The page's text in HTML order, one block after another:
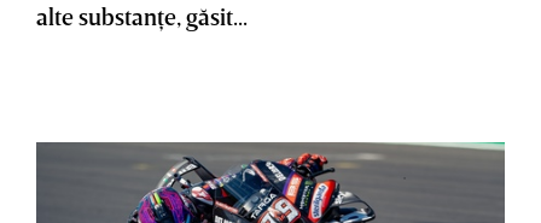
alte substanţe, găsit...